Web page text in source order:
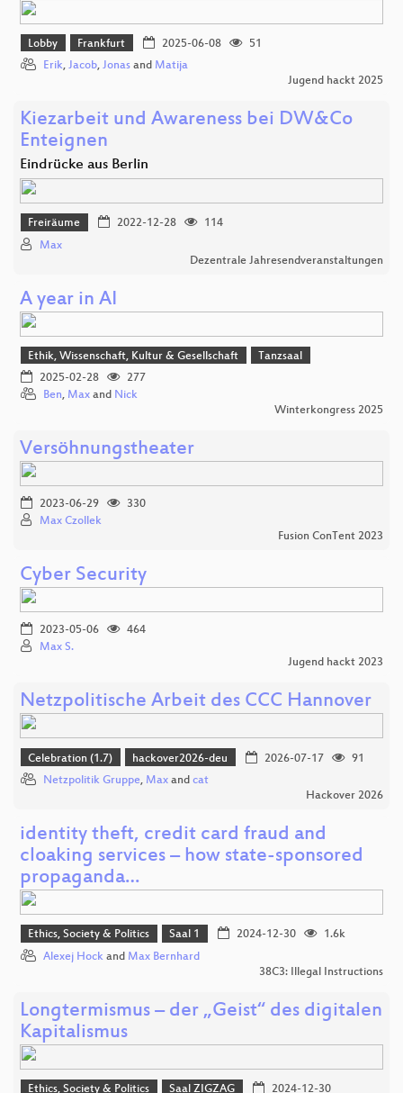
Lobby Frankfurt 2025-06-08
51
Erik, Jacob, Jonas and Matija
Jugend hackt 2025
Kiezarbeit und Awareness bei DW&Co
Enteignen
Eindrücke aus Berlin
Freiräume 2022-12-28
114
Max
Dezentrale Jahresendveranstaltungen
A year in AI
Ethik, Wissenschaft, Kultur & Gesellschaft
Tanzsaal
2025-02-28
277
Ben, Max and Nick
Winterkongress 2025
Versöhnungstheater
2023-06-29
330
Max Czollek
Fusion ConTent 2023
Cyber Security
2023-05-06
464
Max S.
Jugend hackt 2023
Netzpolitische Arbeit des CCC Hannover
Celebration (1.7) hackover2026-deu 2026-07-17
91
Netzpolitik Gruppe, Max and cat
Hackover 2026
identity theft, credit card fraud and
cloaking services – how state-sponsored
propaganda…
Ethics, Society & Politics Saal 1 2024-12-30
1.6k
Alexej Hock and Max Bernhard
38C3: Illegal Instructions
Longtermismus – der „Geist“ des digitalen
Kapitalismus
Ethics, Society & Politics Saal ZIGZAG 2024-12-30